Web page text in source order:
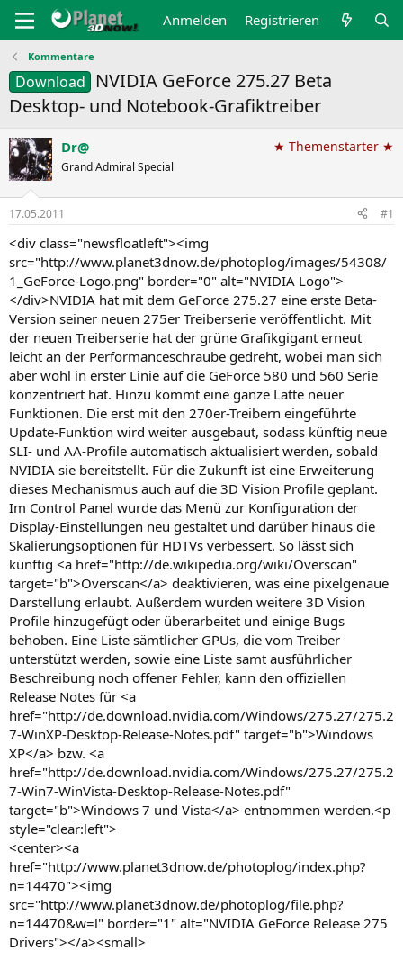
Anmelden Registrieren
Kommentare
Download
NVIDIA GeForce 275.27 Beta
Desktop- und Notebook-Grafiktreiber
Dr@
Grand Admiral Special
★ Themenstarter ★
17.05.2011 #1
<div class="newsfloatleft"><img
src="http://www.planet3dnow.de/photoplog/images/54308/
1_GeForce-Logo.png" border="0" alt="NVIDIA Logo">
</div>NVIDIA hat mit dem GeForce 275.27 eine erste Beta-
Version seiner neuen 275er Treiberserie veröffentlicht. Mit
der neuen Treiberserie hat der grüne Grafikgigant erneut
leicht an der Performanceschraube gedreht, wobei man sich
aber wohl in erster Linie auf die GeForce 580 und 560 Serie
konzentriert hat. Hinzu kommt eine ganze Latte neuer
Funktionen. Die erst mit den 270er-Treibern eingeführte
Update-Funktion wird weiter ausgebaut, sodass künftig neue
SLI- und AA-Profile automatisch aktualisiert werden, sobald
NVIDIA sie bereitstellt. Für die Zukunft ist eine Erweiterung
dieses Mechanismus auch auf die 3D Vision Profile geplant.
Im Control Panel wurde das Menü zur Konfiguration der
Display-Einstellungen neu gestaltet und darüber hinaus die
Skalierungsoptionen für HDTVs verbessert. So lässt sich
künftig <a href="http://de.wikipedia.org/wiki/Overscan"
target="b">Overscan</a> deaktivieren, was eine pixelgenaue
Darstellung erlaubt. Außerdem wurden weitere 3D Vision
Profile hinzugefügt oder überarbeitet und einige Bugs
behoben. Eine Liste sämtlicher GPUs, die vom Treiber
unterstützt werden, sowie eine Liste samt ausführlicher
Beschreibung noch offener Fehler, kann den offiziellen
Release Notes für <a
href="http://de.download.nvidia.com/Windows/275.27/275.2
7-WinXP-Desktop-Release-Notes.pdf" target="b">Windows
XP</a> bzw. <a
href="http://de.download.nvidia.com/Windows/275.27/275.2
7-Win7-WinVista-Desktop-Release-Notes.pdf"
target="b">Windows 7 und Vista</a> entnommen werden.<p
style="clear:left">
<center><a
href="http://www.planet3dnow.de/photoplog/index.php?
n=14470"><img
src="http://www.planet3dnow.de/photoplog/file.php?
n=14470&w=l" border="1" alt="NVIDIA GeForce Release 275
Drivers"></a><small>